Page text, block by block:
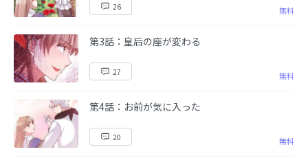
26 無料
第3話：皇后の座が変わる
27 無料
第4話：お前が気に入った
20 無料